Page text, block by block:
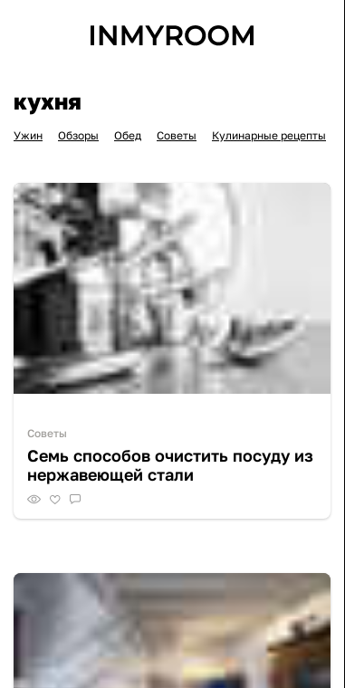
кухня
Ужин Обзоры Обед Советы Кулинарные рецепты
Советы
Семь способов очистить посуду из
нержавеющей стали